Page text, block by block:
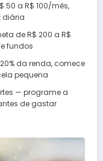
50 a R$ 100/mês,
diária
de R$ 200 a R$
fundos
da renda, comece
pequena
— programe a
de gastar